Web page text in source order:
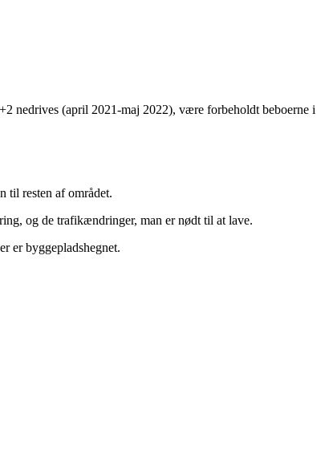
nedrives (april 2021-maj 2022), være forbeholdt beboerne i
til resten af området.
og de trafikændringer, man er nødt til at lave.
er byggepladshegnet.